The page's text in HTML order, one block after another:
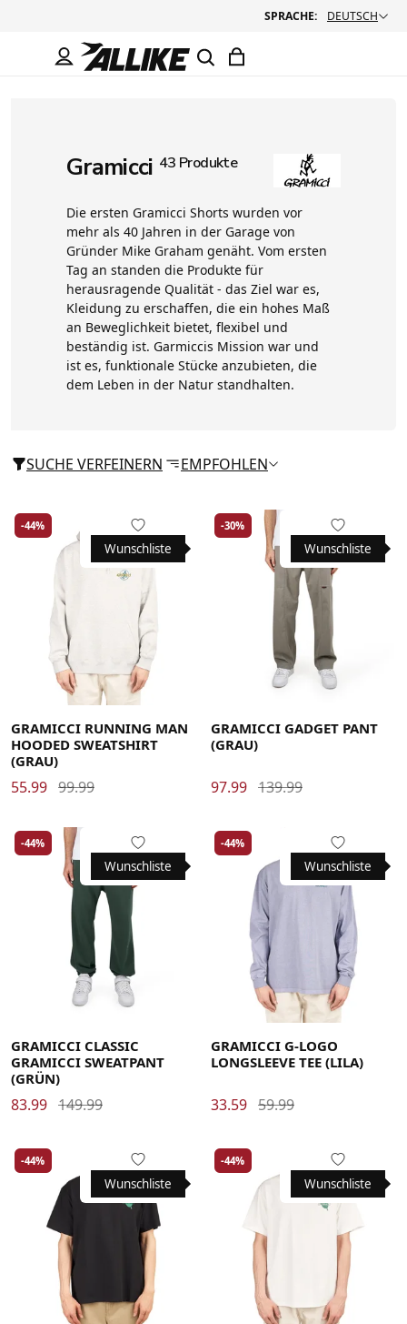
SPRACHE: DEUTSCH
Gramicci 43 Produkte
Die ersten Gramicci Shorts wurden vor
mehr als 40 Jahren in der Garage von
Gründer Mike Graham genäht. Vom ersten
Tag an standen die Produkte für
herausragende Qualität - das Ziel war es,
Kleidung zu erschaffen, die ein hohes Maß
an Beweglichkeit bietet, flexibel und
beständig ist. Garmiccis Mission war und
ist es, funktionale Stücke anzubieten, die
dem Leben in der Natur standhalten.
SUCHE VERFEINERN EMPFOHLEN
Medium SmallX-Large
Wunschliste
-44%
GRAMICCI RUNNING MAN
HOODED SWEATSHIRT
(GRAU)
55.99 99.99
MediumSmall
X-Large
Wunschliste
-30%
GRAMICCI GADGET PANT
(GRAU)
97.99 139.99
Medium Small
X-Large
Wunschliste
-44%
GRAMICCI CLASSIC
GRAMICCI SWEATPANT
(GRÜN)
83.99 149.99
MediumSmallX-Large
Wunschliste
-44%
GRAMICCI G-LOGO
LONGSLEEVE TEE (LILA)
33.59 59.99
MediumSmallX-Large
Wunschliste
-44%
Medium SmallX-Large
Wunschliste
-44%